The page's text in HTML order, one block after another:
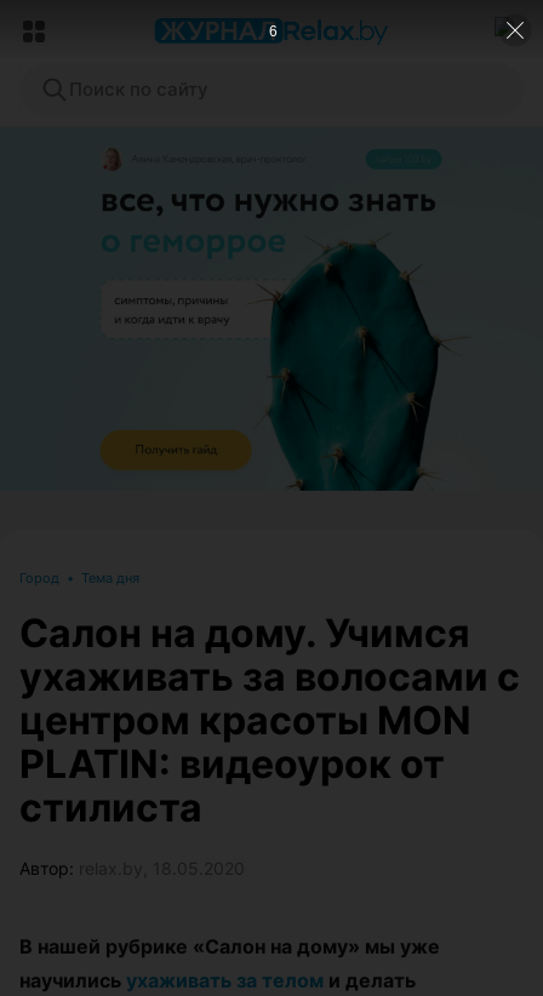
ЭФФЕКТИВНАЯ РЕКЛАМА НА САЙТЕ
Город • Тема дня
Салон на дому. Учимся
ухаживать за волосами с
центром красоты MON
PLATIN: видеоурок от
стилиста
Автор:
В нашей рубрике «Салон на дому» мы уже
научились ухаживать за телом и делать
4